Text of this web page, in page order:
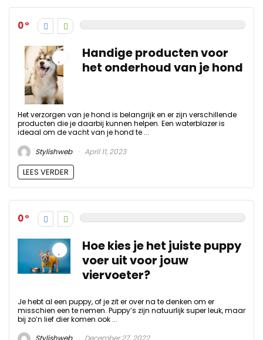
0
Handige producten voor
het onderhoud van je hond
Het verzorgen van je hond is belangrijk en er zijn verschillende
producten die je daarbij kunnen helpen. Een waterblazer is
ideaal om de vacht van je hond te ...
Stylishweb
April 11, 2023
LEES VERDER
0
Hoe kies je het juiste puppy
voer uit voor jouw
viervoeter?
Je hebt al een puppy, of je zit er over na te denken om er
misschien een te nemen. Puppy’s zijn natuurlijk super leuk, maar
bij zo’n lief dier komen ook ...
Stylishweb
December 27, 2022